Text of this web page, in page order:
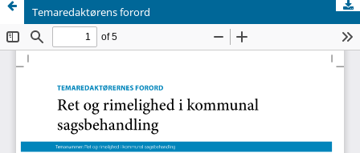
Temaredaktørens forord